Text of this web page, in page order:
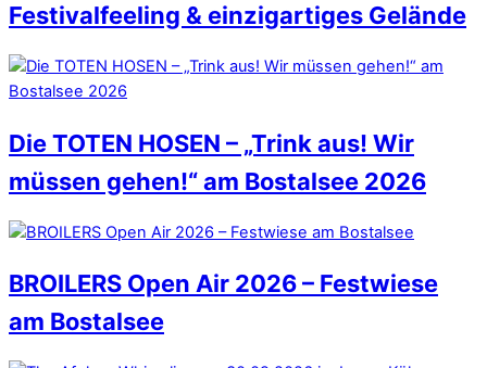
Festivalfeeling & einzigartiges Gelände
Die TOTEN HOSEN – „Trink aus! Wir
müssen gehen!“ am Bostalsee 2026
BROILERS Open Air 2026 – Festwiese
am Bostalsee